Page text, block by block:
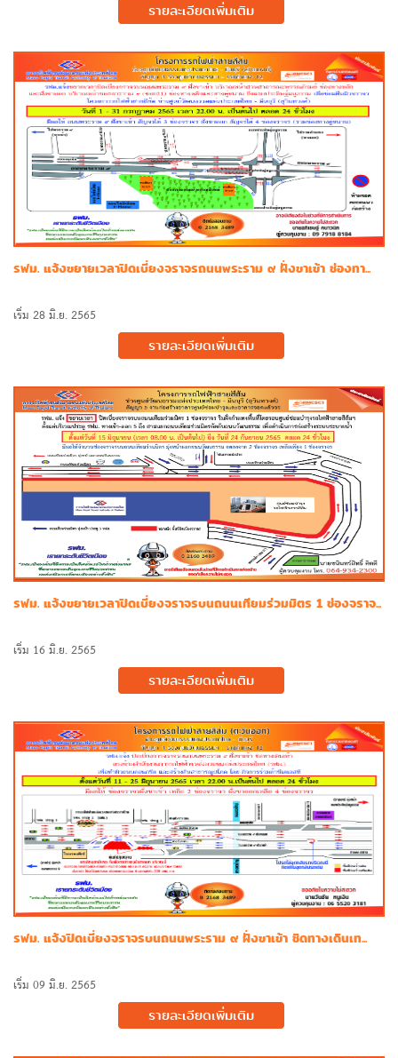
รายละเอียดเพิ่มเติม
รฟม. แจ้งขยายเวลาปิดเบี่ยงจราจรถนนพระราม ๙ ฝั่งขาเข้า ช่องทา...
เริ่ม 28 มิ.ย. 2565
รายละเอียดเพิ่มเติม
รฟม. แจ้งขยายเวลาปิดเบี่ยงจราจรบนถนนเทียมร่วมมิตร 1 ช่องจราจ...
เริ่ม 16 มิ.ย. 2565
รายละเอียดเพิ่มเติม
รฟม. แจ้งปิดเบี่ยงจราจรบนถนนพระราม ๙ ฝั่งขาเข้า ชิดทางเดินเท...
เริ่ม 09 มิ.ย. 2565
รายละเอียดเพิ่มเติม